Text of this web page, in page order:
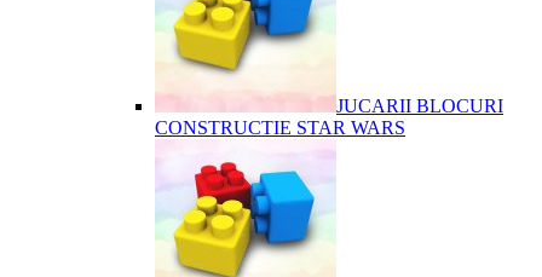
JUCARII BLOCURI
CONSTRUCTIE STAR WARS